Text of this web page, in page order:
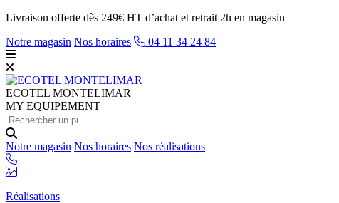
Livraison offerte dès 249€ HT d’achat et retrait 2h en magasin
Notre magasin Nos horaires 04 11 34 24 84
ECOTEL MONTELIMAR
MY EQUIPEMENT
Notre magasin Nos horaires Nos réalisations
Réalisations